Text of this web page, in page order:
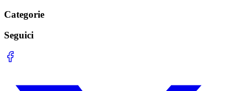
Categorie
Seguici